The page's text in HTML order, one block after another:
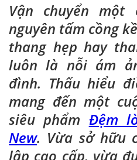
Vận chuyển
nguyên tấm cồng
thang hẹp hay
luôn là nỗi ám
đình. Thấu hiểu
mang đến một
siêu phẩm Đệm
New. Vừa sở hữu
lập cao cấp, vừa